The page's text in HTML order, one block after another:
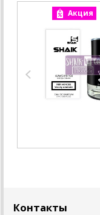
Акция
Контакты